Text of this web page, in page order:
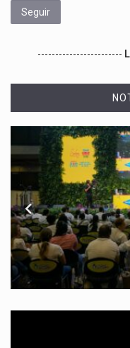
Seguir
------------------------